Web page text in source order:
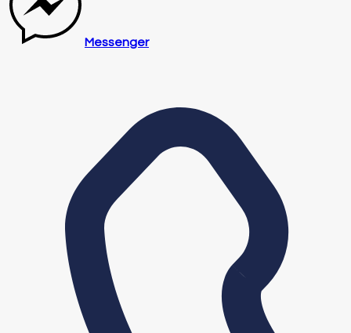
Messenger